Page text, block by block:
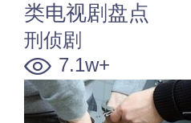
类电视剧盘点
刑侦剧
7.1w+